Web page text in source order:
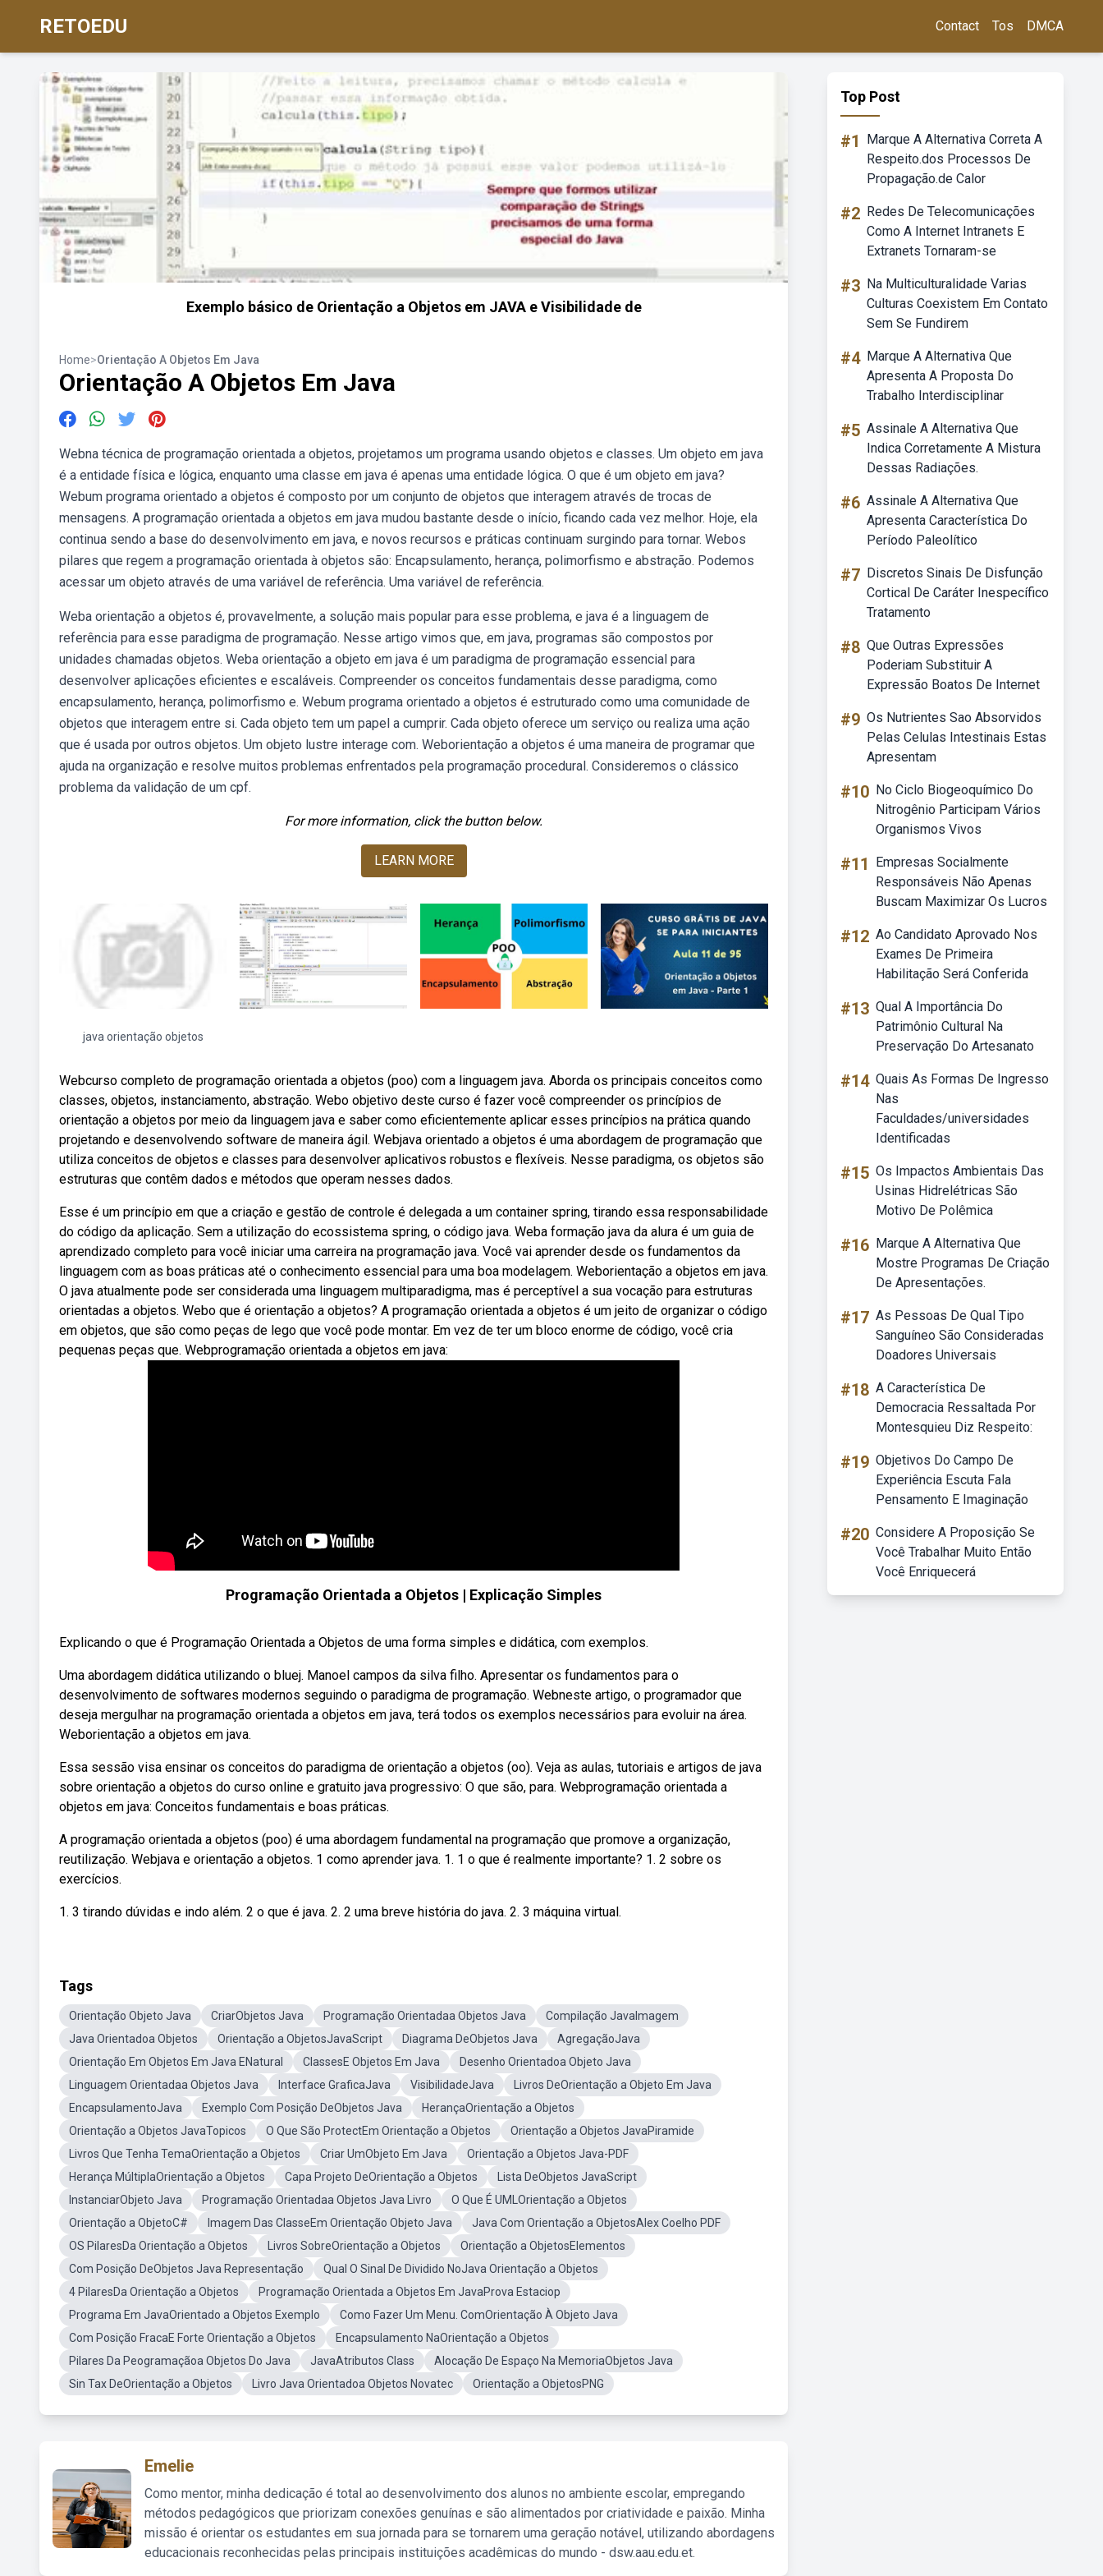
RETOEDU Contact Tos DMCA
Exemplo básico de Orientação a Objetos em JAVA e Visibilidade de
Home>Orientação A Objetos Em Java
Orientação A Objetos Em Java
Webna técnica de programação orientada a objetos, projetamos um programa usando objetos e classes. Um objeto em java
é a entidade física e lógica, enquanto uma classe em java é apenas uma entidade lógica. O que é um objeto em java?
Webum programa orientado a objetos é composto por um conjunto de objetos que interagem através de trocas de
mensagens. A programação orientada a objetos em java mudou bastante desde o início, ficando cada vez melhor. Hoje, ela
continua sendo a base do desenvolvimento em java, e novos recursos e práticas continuam surgindo para tornar. Webos
pilares que regem a programação orientada à objetos são: Encapsulamento, herança, polimorfismo e abstração. Podemos
acessar um objeto através de uma variável de referência. Uma variável de referência.
Weba orientação a objetos é, provavelmente, a solução mais popular para esse problema, e java é a linguagem de
referência para esse paradigma de programação. Nesse artigo vimos que, em java, programas são compostos por
unidades chamadas objetos. Weba orientação a objeto em java é um paradigma de programação essencial para
desenvolver aplicações eficientes e escaláveis. Compreender os conceitos fundamentais desse paradigma, como
encapsulamento, herança, polimorfismo e. Webum programa orientado a objetos é estruturado como uma comunidade de
objetos que interagem entre si. Cada objeto tem um papel a cumprir. Cada objeto oferece um serviço ou realiza uma ação
que é usada por outros objetos. Um objeto lustre interage com. Weborientação a objetos é uma maneira de programar que
ajuda na organização e resolve muitos problemas enfrentados pela programação procedural. Consideremos o clássico
problema da validação de um cpf.
For more information, click the button below.
LEARN MORE
java orientação objetos
Webcurso completo de programação orientada a objetos (poo) com a linguagem java. Aborda os principais conceitos como
classes, objetos, instanciamento, abstração. Webo objetivo deste curso é fazer você compreender os princípios de
orientação a objetos por meio da linguagem java e saber como eficientemente aplicar esses princípios na prática quando
projetando e desenvolvendo software de maneira ágil. Webjava orientado a objetos é uma abordagem de programação que
utiliza conceitos de objetos e classes para desenvolver aplicativos robustos e flexíveis. Nesse paradigma, os objetos são
estruturas que contêm dados e métodos que operam nesses dados.
Esse é um princípio em que a criação e gestão de controle é delegada a um container spring, tirando essa responsabilidade
do código da aplicação. Sem a utilização do ecossistema spring, o código java. Weba formação java da alura é um guia de
aprendizado completo para você iniciar uma carreira na programação java. Você vai aprender desde os fundamentos da
linguagem com as boas práticas até o conhecimento essencial para uma boa modelagem. Weborientação a objetos em java.
O java atualmente pode ser considerada uma linguagem multiparadigma, mas é perceptível a sua vocação para estruturas
orientadas a objetos. Webo que é orientação a objetos? A programação orientada a objetos é um jeito de organizar o código
em objetos, que são como peças de lego que você pode montar. Em vez de ter um bloco enorme de código, você cria
pequenas peças que. Webprogramação orientada a objetos em java:
Programação Orientada a Objetos | Explicação Simples
Explicando o que é Programação Orientada a Objetos de uma forma simples e didática, com exemplos.
Uma abordagem didática utilizando o bluej. Manoel campos da silva filho. Apresentar os fundamentos para o
desenvolvimento de softwares modernos seguindo o paradigma de programação. Webneste artigo, o programador que
deseja mergulhar na programação orientada a objetos em java, terá todos os exemplos necessários para evoluir na área.
Weborientação a objetos em java.
Essa sessão visa ensinar os conceitos do paradigma de orientação a objetos (oo). Veja as aulas, tutoriais e artigos de java
sobre orientação a objetos do curso online e gratuito java progressivo: O que são, para. Webprogramação orientada a
objetos em java: Conceitos fundamentais e boas práticas.
A programação orientada a objetos (poo) é uma abordagem fundamental na programação que promove a organização,
reutilização. Webjava e orientação a objetos. 1 como aprender java. 1. 1 o que é realmente importante? 1. 2 sobre os
exercícios.
1. 3 tirando dúvidas e indo além. 2 o que é java. 2. 2 uma breve história do java. 2. 3 máquina virtual.
Tags
Orientação Objeto Java CriarObjetos Java Programação Orientadaa Objetos Java
Compilação JavaImagem
Java Orientadoa Objetos
Orientação a ObjetosJavaScript Diagrama DeObjetos Java
AgregaçãoJava
Orientação Em Objetos Em Java ENatural
ClassesE Objetos Em Java
Desenho Orientadoa Objeto Java
Linguagem Orientadaa Objetos Java
Interface GraficaJava VisibilidadeJava
Livros DeOrientação a Objeto Em Java
EncapsulamentoJava
Exemplo Com Posição DeObjetos Java
HerançaOrientação a Objetos
Orientação a Objetos JavaTopicos
O Que São ProtectEm Orientação a Objetos
Orientação a Objetos JavaPiramide
Livros Que Tenha TemaOrientação a Objetos
Criar UmObjeto Em Java
Orientação a Objetos Java-PDF
Herança MúltiplaOrientação a Objetos
Capa Projeto DeOrientação a Objetos
Lista DeObjetos JavaScript
InstanciarObjeto Java
Programação Orientadaa Objetos Java Livro
O Que É UMLOrientação a Objetos
Orientação a ObjetoC#
Imagem Das ClasseEm Orientação Objeto Java
Java Com Orientação a ObjetosAlex Coelho PDF
OS PilaresDa Orientação a Objetos
Livros SobreOrientação a Objetos
Orientação a ObjetosElementos
Com Posição DeObjetos Java Representação
Qual O Sinal De Dividido NoJava Orientação a Objetos
4 PilaresDa Orientação a Objetos
Programação Orientada a Objetos Em JavaProva Estaciop
Programa Em JavaOrientado a Objetos Exemplo
Como Fazer Um Menu. ComOrientação À Objeto Java
Com Posição FracaE Forte Orientação a Objetos
Encapsulamento NaOrientação a Objetos
Pilares Da Peogramaçãoa Objetos Do Java
JavaAtributos Class
Alocação De Espaço Na MemoriaObjetos Java
Sin Tax DeOrientação a Objetos
Livro Java Orientadoa Objetos Novatec Orientação a ObjetosPNG
Emelie
Como mentor, minha dedicação é total ao desenvolvimento dos alunos no ambiente escolar, empregando
métodos pedagógicos que priorizam conexões genuínas e são alimentados por criatividade e paixão. Minha
missão é orientar os estudantes em sua jornada para se tornarem uma geração notável, utilizando abordagens
educacionais reconhecidas pelas principais instituições acadêmicas do mundo - dsw.aau.edu.et.
Top Post
#1
Marque A Alternativa Correta A
Respeito.dos Processos De
Propagação.de Calor
#2 Redes De Telecomunicações
Como A Internet Intranets E
Extranets Tornaram-se
#3 Na Multiculturalidade Varias
Culturas Coexistem Em Contato
Sem Se Fundirem
#4 Marque A Alternativa Que
Apresenta A Proposta Do
Trabalho Interdisciplinar
#5 Assinale A Alternativa Que
Indica Corretamente A Mistura
Dessas Radiações.
#6 Assinale A Alternativa Que
Apresenta Característica Do
Período Paleolítico
#7 Discretos Sinais De Disfunção
Cortical De Caráter Inespecífico
Tratamento
#8 Que Outras Expressões
Poderiam Substituir A
Expressão Boatos De Internet
#9 Os Nutrientes Sao Absorvidos
Pelas Celulas Intestinais Estas
Apresentam
#10 No Ciclo Biogeoquímico Do
Nitrogênio Participam Vários
Organismos Vivos
#11
Empresas Socialmente
Responsáveis Não Apenas
Buscam Maximizar Os Lucros
#12 Ao Candidato Aprovado Nos
Exames De Primeira
Habilitação Será Conferida
#13 Qual A Importância Do
Patrimônio Cultural Na
Preservação Do Artesanato
#14 Quais As Formas De Ingresso
Nas
Faculdades/universidades
Identificadas
#15 Os Impactos Ambientais Das
Usinas Hidrelétricas São
Motivo De Polêmica
#16 Marque A Alternativa Que
Mostre Programas De Criação
De Apresentações.
#17 As Pessoas De Qual Tipo
Sanguíneo São Consideradas
Doadores Universais
#18 A Característica De
Democracia Ressaltada Por
Montesquieu Diz Respeito:
#19 Objetivos Do Campo De
Experiência Escuta Fala
Pensamento E Imaginação
#20 Considere A Proposição Se
Você Trabalhar Muito Então
Você Enriquecerá